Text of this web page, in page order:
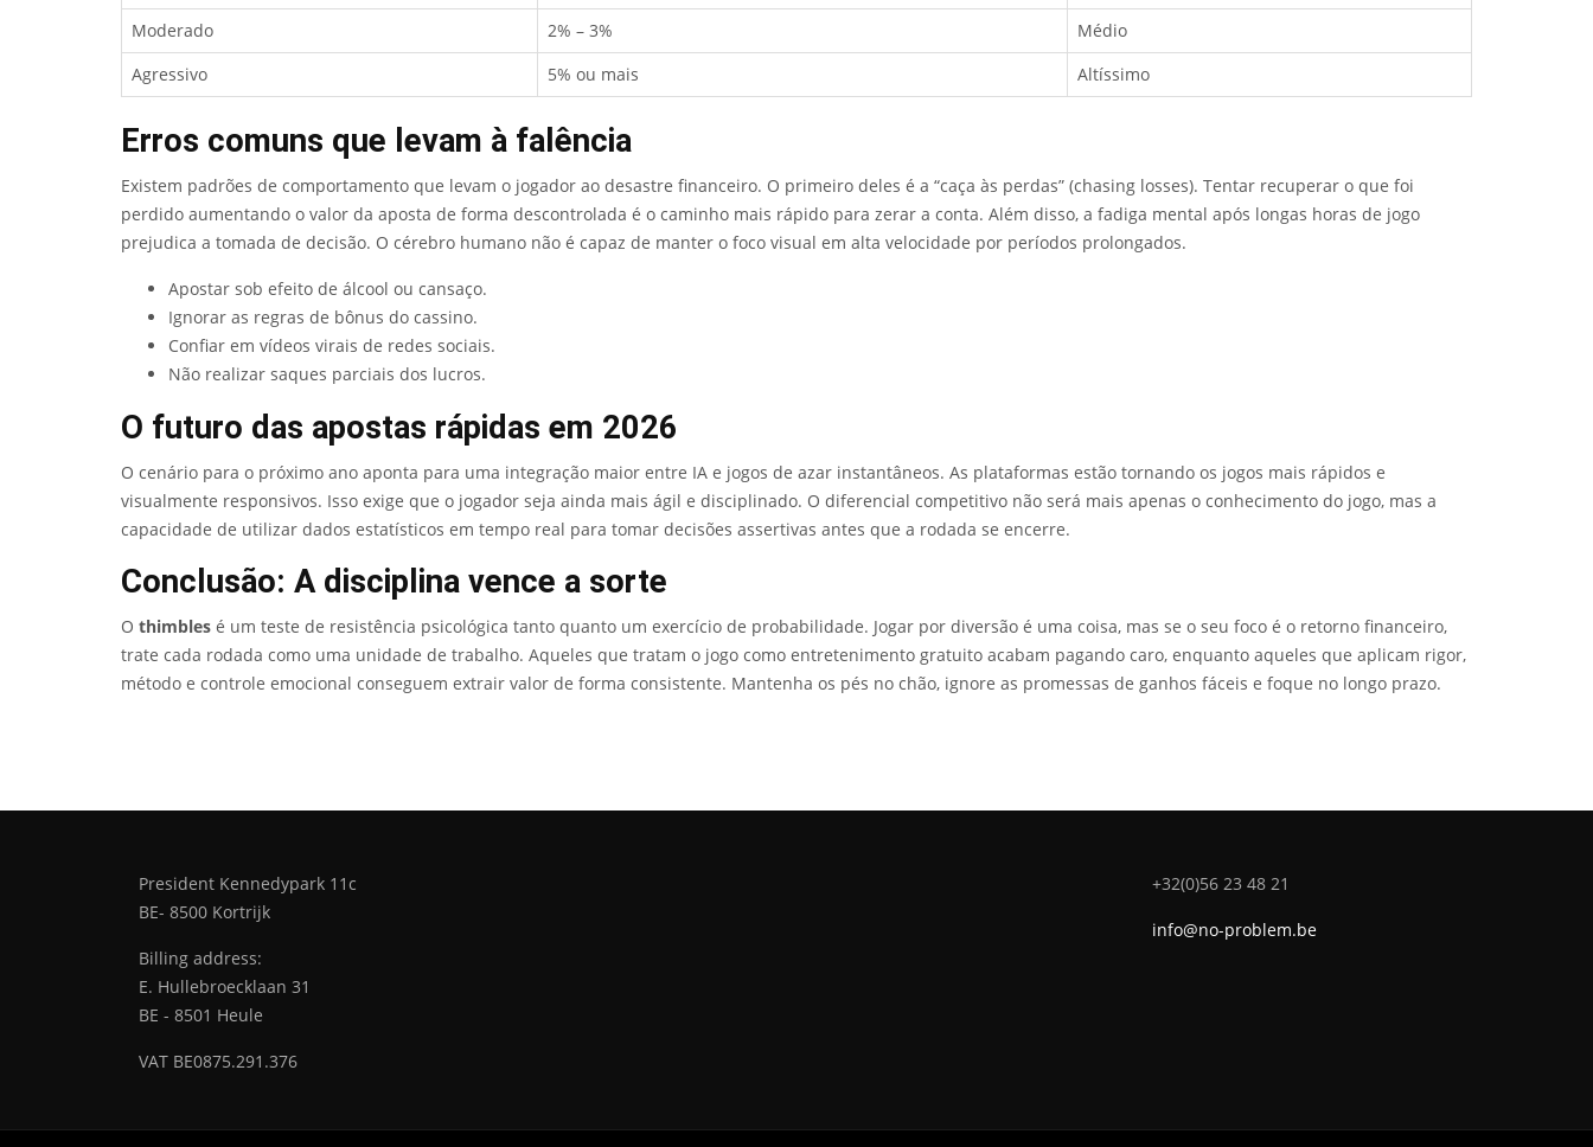
Moderado
2% – 3%
Médio
Agressivo
5% ou mais Altíssimo
Erros comuns que levam à falência
Existem padrões de comportamento que levam o jogador ao desastre financeiro. O primeiro deles é a “caça às perdas” (chasing losses). Tentar recuperar o que foi
perdido aumentando o valor da aposta de forma descontrolada é o caminho mais rápido para zerar a conta. Além disso, a fadiga mental após longas horas de jogo
prejudica a tomada de decisão. O cérebro humano não é capaz de manter o foco visual em alta velocidade por períodos prolongados.
Apostar sob efeito de álcool ou cansaço.
Ignorar as regras de bônus do cassino.
Confiar em vídeos virais de redes sociais.
Não realizar saques parciais dos lucros.
O futuro das apostas rápidas em 2026
O cenário para o próximo ano aponta para uma integração maior entre IA e jogos de azar instantâneos. As plataformas estão tornando os jogos mais rápidos e
visualmente responsivos. Isso exige que o jogador seja ainda mais ágil e disciplinado. O diferencial competitivo não será mais apenas o conhecimento do jogo, mas a
capacidade de utilizar dados estatísticos em tempo real para tomar decisões assertivas antes que a rodada se encerre.
Conclusão: A disciplina vence a sorte
O thimbles é um teste de resistência psicológica tanto quanto um exercício de probabilidade. Jogar por diversão é uma coisa, mas se o seu foco é o retorno financeiro,
trate cada rodada como uma unidade de trabalho. Aqueles que tratam o jogo como entretenimento gratuito acabam pagando caro, enquanto aqueles que aplicam rigor,
método e controle emocional conseguem extrair valor de forma consistente. Mantenha os pés no chão, ignore as promessas de ganhos fáceis e foque no longo prazo.
President Kennedypark 11c
BE- 8500 Kortrijk
Billing address:
E. Hullebroecklaan 31
BE - 8501 Heule
VAT BE0875.291.376
+32(0)56 23 48 21
info@no-problem.be